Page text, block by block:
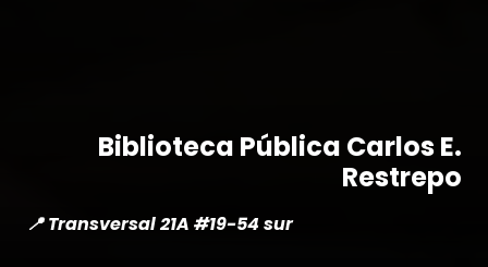
Biblioteca Pública Carlos E.
Restrepo
📍 Transversal 21A #19-54 sur